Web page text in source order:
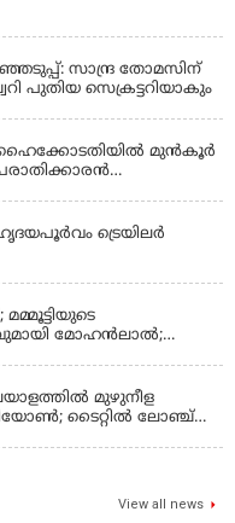
സാന്ദ്ര തോമസിന്
പുതിയ സെക്രട്ടറിയാകും
ഹൈക്കോടതിയിൽ മുൻ‌കൂർ
ട്രെയിലര്‍
മോഹന്‍ലാല്‍;
മുഴുനീള
ടൈറ്റിൽ ലോഞ്ച്
View all news